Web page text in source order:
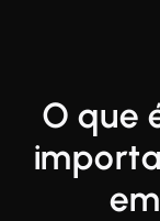
Line chart
O que